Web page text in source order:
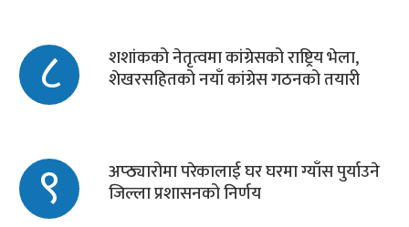
८ शशांकको नेतृत्वमा कांग्रेसको राष्ट्रिय भेला,
शेखरसहितको नयाँ कांग्रेस गठनको तयारी
९ अप्ठ्यारोमा परेकालाई घर घरमा ग्याँस पुर्याउने
जिल्ला प्रशासनको निर्णय